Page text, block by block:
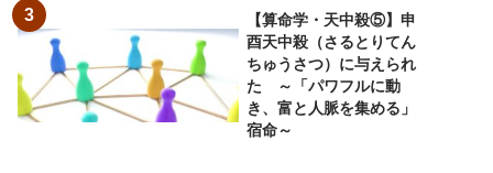
【算命学・天中殺⑤】申
酉天中殺（さるとりてん
ちゅうさつ）に与えられ
た ～「パワフルに動
き、富と人脈を集める」
宿命～